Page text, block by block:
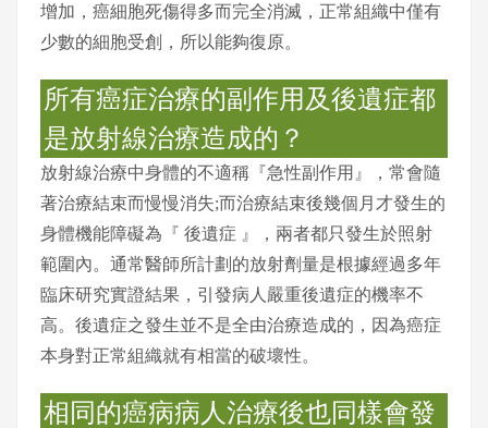
增加，癌細胞死傷得多而完全消滅，正常組織中僅有
少數的細胞受創，所以能夠復原。
所有癌症治療的副作用及後遺症都
是放射線治療造成的？
放射線治療中身體的不適稱『急性副作用』，常會隨
著治療結束而慢慢消失;而治療結束後幾個月才發生的
身體機能障礙為『 後遺症 』，兩者都只發生於照射
範圍內。通常醫師所計劃的放射劑量是根據經過多年
臨床研究實證結果，引發病人嚴重後遺症的機率不
高。後遺症之發生並不是全由治療造成的，因為癌症
本身對正常組織就有相當的破壞性。
相同的癌病病人治療後也同樣會發